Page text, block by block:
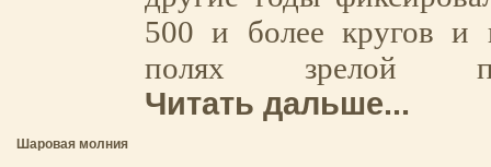
500 и более кругов и
полях зрелой
Читать дальше...
Шаровая молния